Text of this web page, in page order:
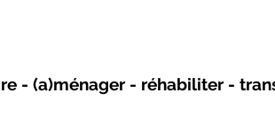
- (a)ménager - réhabiliter -